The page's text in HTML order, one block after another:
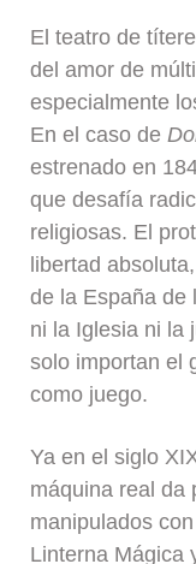
El teatro de
del amor de
especialmente
En el caso de
estrenado en
que desafía
religiosas. El
libertad
de la España de
ni la Iglesia ni la
solo importan el
como juego.
Ya en el siglo
máquina real da
manipulados
Linterna Mágica